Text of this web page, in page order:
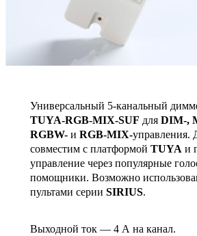
Универсальный 5-канальный
TUYA-RGB-MIX-SUF для DIM-,
RGBW- и RGB-MIX-управления.
совместим с платформой TUYA и
управление через популярные
помощники. Возможно
пультами серии SIRIUS.
Выходной ток — 4 А на канал.